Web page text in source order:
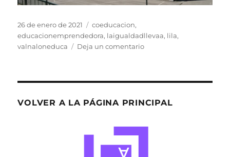
Publicado
el
26 de enero de 2021 Etiquetas
coeducacion,
educacionemprendedora, laigualdadllevaa, lila,
valnaloneduca
Deja un comentarioen
centro
VOLVER A LA PÁGINA PRINCIPAL